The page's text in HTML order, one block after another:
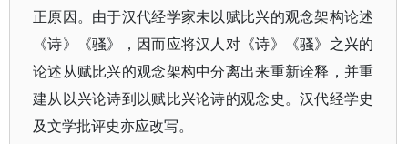
正原因。由于汉代经学家未以赋比兴的观念架构论述
《诗》《骚》，因而应将汉人对《诗》《骚》之兴的
论述从赋比兴的观念架构中分离出来重新诠释，并重
建从以兴论诗到以赋比兴论诗的观念史。汉代经学史
及文学批评史亦应改写。